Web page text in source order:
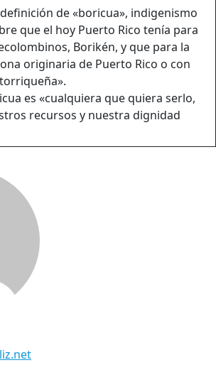
de «boricua», indigenismo
que el hoy Puerto Rico tenía para
Borikén, y que para la
originaria de Puerto Rico o con
es «cualquiera que quiera serlo,
recursos y nuestra dignidad